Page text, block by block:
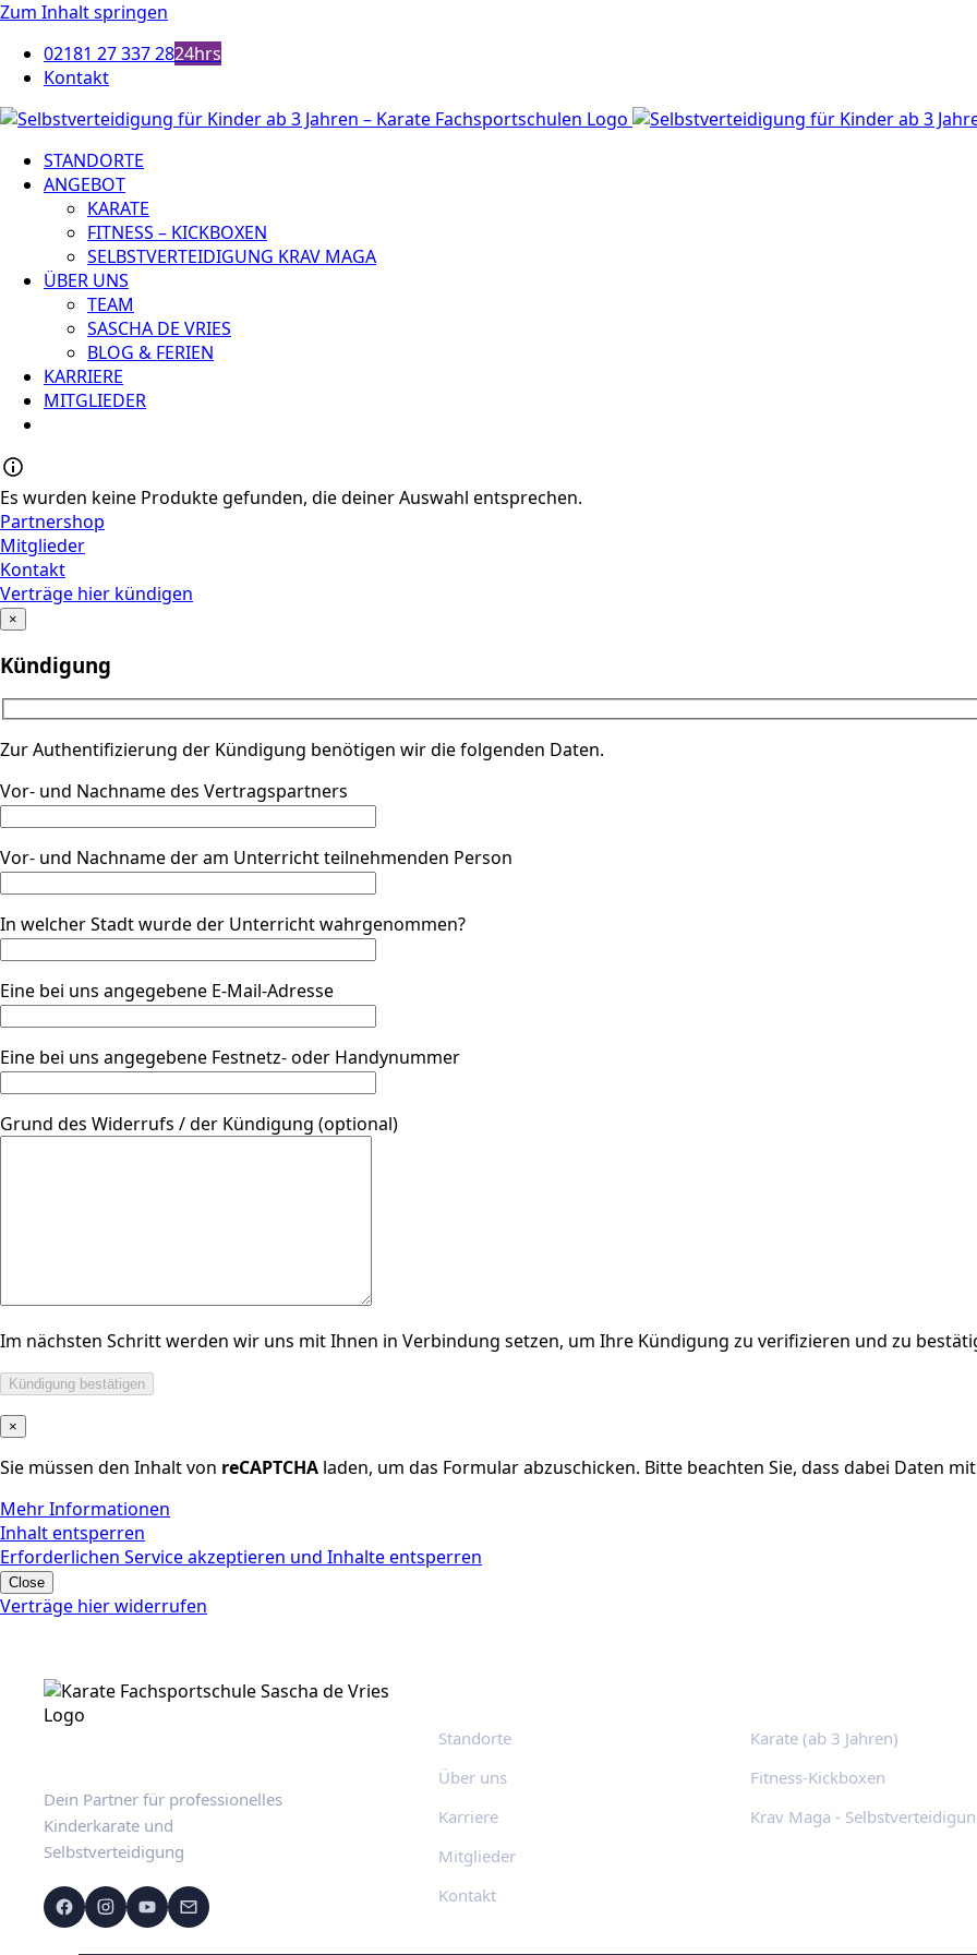
Zum Inhalt springen
02181 27 337 2824hrs
Kontakt
STANDORTE
ANGEBOT
KARATE
FITNESS – KICKBOXEN
SELBSTVERTEIDIGUNG KRAV MAGA
ÜBER UNS
TEAM
SASCHA DE VRIES
BLOG & FERIEN
KARRIERE
MITGLIEDER
Es wurden keine Produkte gefunden, die deiner Auswahl entsprechen.
Partnershop
Mitglieder
Kontakt
Verträge hier kündigen
×
Kündigung
Zur Authentifizierung der Kündigung benötigen wir die folgenden Daten.
Vor- und Nachname des Vertragspartners
Vor- und Nachname der am Unterricht teilnehmenden Person
In welcher Stadt wurde der Unterricht wahrgenommen?
Eine bei uns angegebene E-Mail-Adresse
Eine bei uns angegebene Festnetz- oder Handynummer
Grund des Widerrufs / der Kündigung (optional)
Im nächsten Schritt werden wir uns mit Ihnen in Verbindung setzen, um Ihre Kündigung zu verifizieren und zu
×
Sie müssen den Inhalt von reCAPTCHA laden, um das Formular abzuschicken. Bitte beachten Sie, dass dabei Daten
Mehr Informationen
Inhalt entsperren
Erforderlichen Service akzeptieren und Inhalte entsperren
Close
Verträge hier widerrufen
Dein Partner für professionelles
Kinderkarate und
Selbstverteidigung
Standorte
Über uns
Karriere
Mitglieder
Kontakt
Karate (ab 3 Jahren)
Fitness-Kickboxen
Krav Maga -